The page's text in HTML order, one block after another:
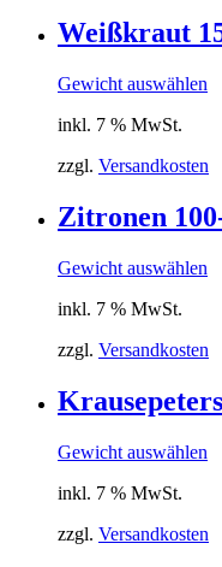
Weißkraut
Gewicht auswählen
inkl. 7 % MwSt.
zzgl. Versandkosten
Zitronen
Gewicht auswählen
inkl. 7 % MwSt.
zzgl. Versandkosten
Gewicht auswählen
inkl. 7 % MwSt.
zzgl. Versandkosten